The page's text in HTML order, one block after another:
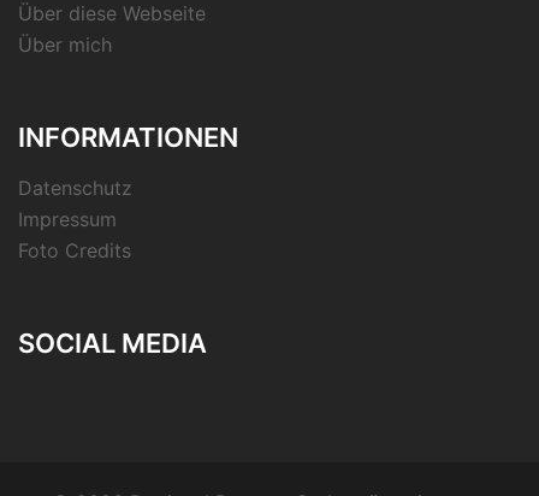
Über diese Webseite
Über mich
INFORMATIONEN
Datenschutz
Impressum
Foto Credits
SOCIAL MEDIA